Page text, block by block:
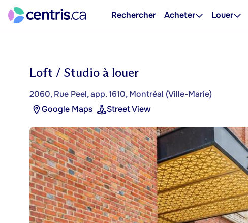
Rechercher Acheter Louer
Loft / Studio à louer
2060, Rue Peel, app. 1610, Montréal (Ville-Marie)
Google Maps
Street View